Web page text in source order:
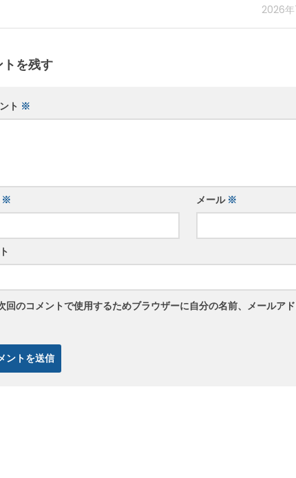
2026年
トを残す
ト ※
※ メール ※
回のコメントで使用するためブラウザーに自分の名前、メールア